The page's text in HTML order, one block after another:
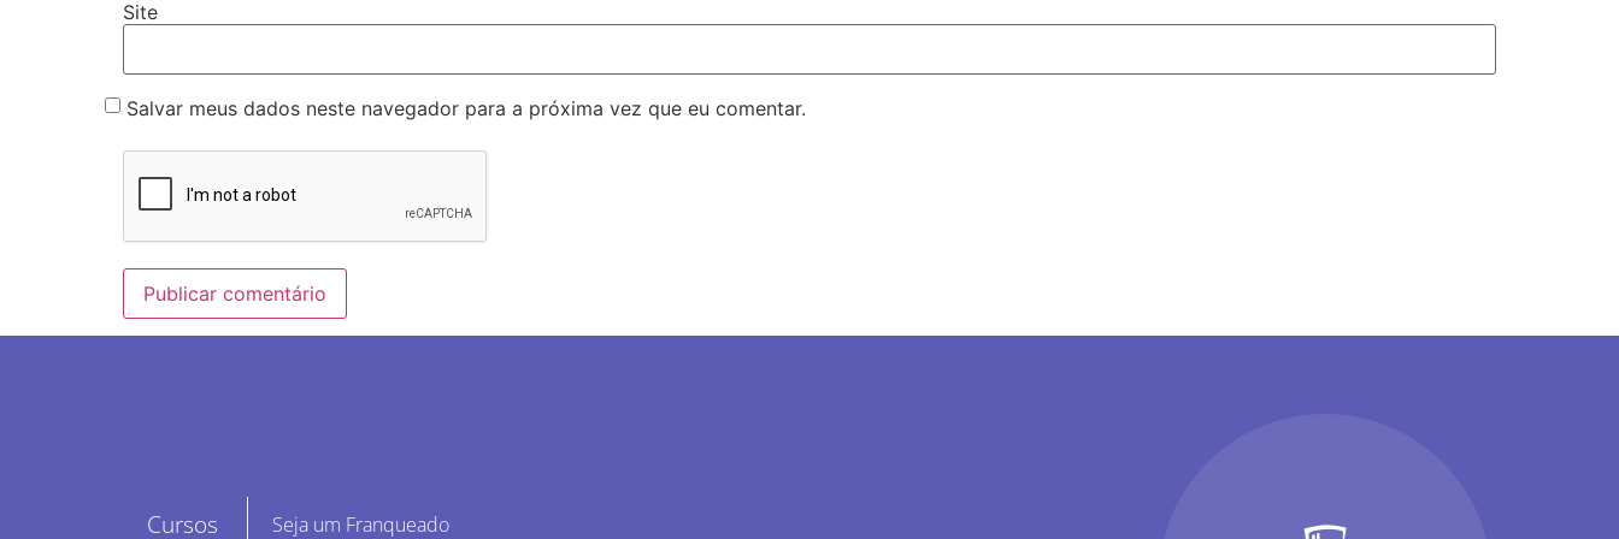
Site
Salvar meus dados neste navegador para a próxima vez que eu comentar.
Cursos Seja um Franqueado